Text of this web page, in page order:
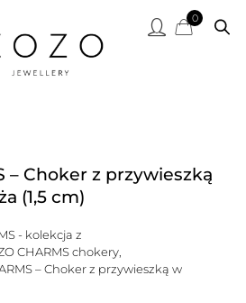
0
– Choker z przywieszką
(1,5 cm)
- kolekcja z
CHARMS chokery,
– Choker z przywieszką w